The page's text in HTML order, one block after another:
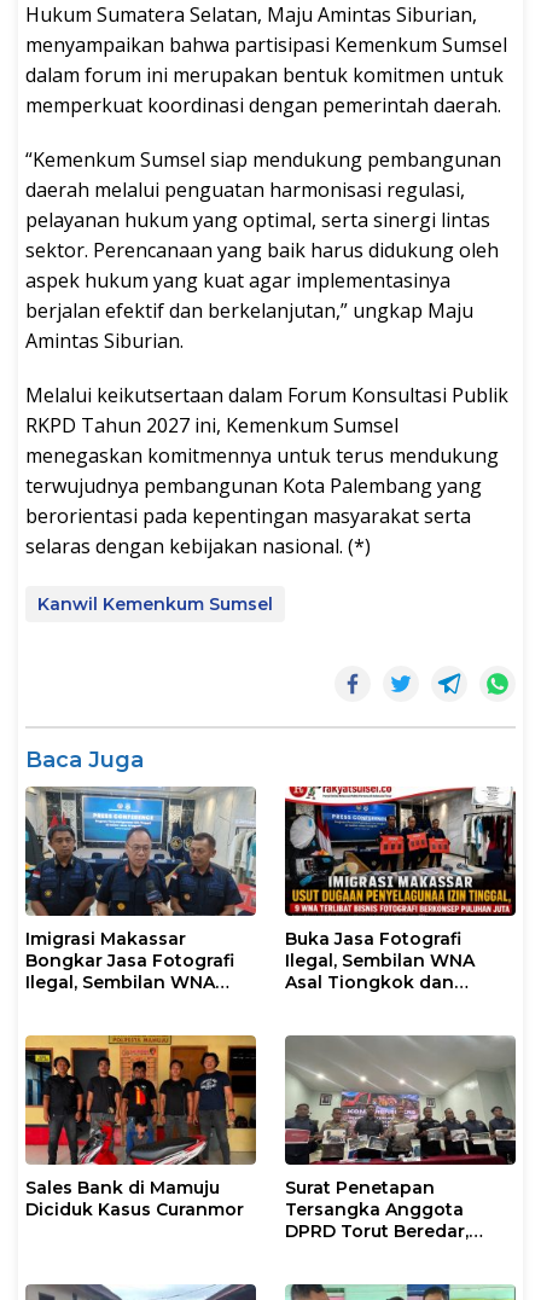
Hukum Sumatera Selatan, Maju Amintas Siburian,
menyampaikan bahwa partisipasi Kemenkum Sumsel
dalam forum ini merupakan bentuk komitmen untuk
memperkuat koordinasi dengan pemerintah daerah.
“Kemenkum Sumsel siap mendukung pembangunan
daerah melalui penguatan harmonisasi regulasi,
pelayanan hukum yang optimal, serta sinergi lintas
sektor. Perencanaan yang baik harus didukung oleh
aspek hukum yang kuat agar implementasinya
berjalan efektif dan berkelanjutan,” ungkap Maju
Amintas Siburian.
Melalui keikutsertaan dalam Forum Konsultasi Publik
RKPD Tahun 2027 ini, Kemenkum Sumsel
menegaskan komitmennya untuk terus mendukung
terwujudnya pembangunan Kota Palembang yang
berorientasi pada kepentingan masyarakat serta
selaras dengan kebijakan nasional. (*)
Kanwil Kemenkum Sumsel
Baca Juga
Imigrasi Makassar
Bongkar Jasa Fotografi
Ilegal, Sembilan WNA
Tinggal
Buka Jasa Fotografi
Ilegal, Sembilan WNA
Asal Tiongkok dan
Makassar
Sales Bank di Mamuju
Diciduk Kasus Curanmor
Surat Penetapan
Tersangka Anggota
DPRD Torut Beredar,